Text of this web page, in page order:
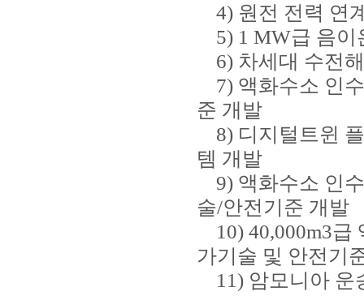
4) 원전 전력 연
5) 1 MW급 음이
6) 차세대 수전
7) 액화수소 인
준 개발
8) 디지털트윈
템 개발
9) 액화수소 인
술/안전기준 개발
10) 40,000m3급
가기술 및 안전기
11) 암모니아 운